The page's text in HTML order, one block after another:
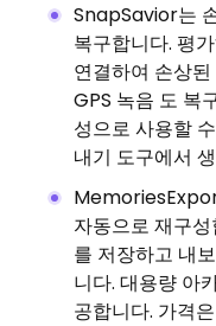
SnapSavior는
복구합니다. 평
연결하여 손상
GPS 녹음 도 복
성으로 사용할
내기 도구에서
자동으로 재구
를 저장하고 내
니다. 대용량 아
공합니다. 가격